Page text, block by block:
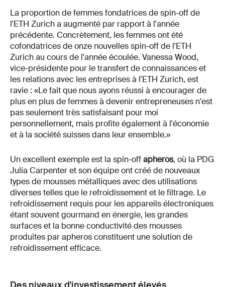
La proportion de femmes fondatrices de spin-off de
l'ETH Zurich a augmenté par rapport à l'année
précédente. Concrètement, les femmes ont été
cofondatrices de onze nouvelles spin-off de l'ETH
Zurich au cours de l'année écoulée. Vanessa Wood,
vice-présidente pour le transfert de connaissances et
les relations avec les entreprises à l'ETH Zurich, est
ravie : «Le fait que nous ayons réussi à encourager de
plus en plus de femmes à devenir entrepreneuses n'est
pas seulement très satisfaisant pour moi
personnellement, mais profite également à l'économie
et à la société suisses dans leur ensemble.»
Un excellent exemple est la spin-offapheros, où la PDG
Julia Carpenter et son équipe ont créé de nouveaux
types de mousses métalliques avec des utilisations
diverses telles que le refroidissement et le filtrage. Le
refroidissement requis pour les appareils électroniques
étant souvent gourmand en énergie, les grandes
surfaces et la bonne conductivité des mousses
produites par apheros constituent une solution de
refroidissement efficace.